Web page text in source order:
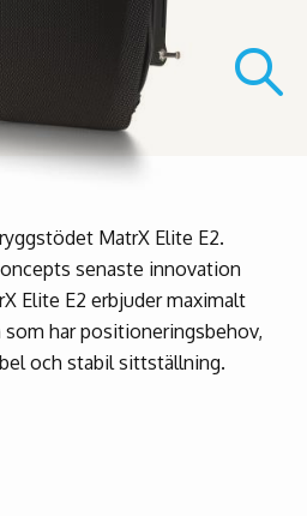
MatrX Elite E2.
senaste innovation
Elite E2 erbjuder maximalt
har positioneringsbehov,
och stabil sittställning.